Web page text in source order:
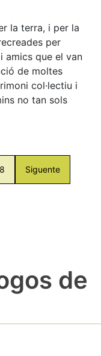
la terra, i per la
per
amics que el van
de moltes
col·lectiu i
no tan sols
8 Siguente
de